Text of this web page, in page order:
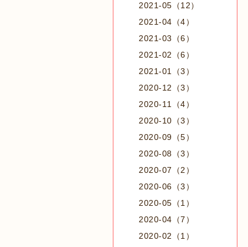
2021-05（12）
2021-04（4）
2021-03（6）
2021-02（6）
2021-01（3）
2020-12（3）
2020-11（4）
2020-10（3）
2020-09（5）
2020-08（3）
2020-07（2）
2020-06（3）
2020-05（1）
2020-04（7）
2020-02（1）